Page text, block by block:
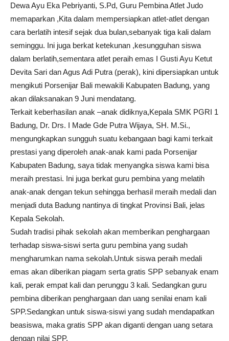
Dewa Ayu Eka Pebriyanti, S.Pd, Guru Pembina Atlet Judo
memaparkan ,Kita dalam mempersiapkan atlet-atlet dengan
cara berlatih intesif sejak dua bulan,sebanyak tiga kali dalam
seminggu. Ini juga berkat ketekunan ,kesungguhan siswa
dalam berlatih,sementara atlet peraih emas I Gusti Ayu Ketut
Devita Sari dan Agus Adi Putra (perak), kini dipersiapkan untuk
mengikuti Porsenijar Bali mewakili Kabupaten Badung, yang
akan dilaksanakan 9 Juni mendatang.
Terkait keberhasilan anak –anak didiknya,Kepala SMK PGRI 1
Badung, Dr. Drs. I Made Gde Putra Wijaya, SH. M.Si.,
mengungkapkan sungguh suatu kebangaan bagi kami terkait
prestasi yang diperoleh anak-anak kami pada Porsenijar
Kabupaten Badung, saya tidak menyangka siswa kami bisa
meraih prestasi. Ini juga berkat guru pembina yang melatih
anak-anak dengan tekun sehingga berhasil meraih medali dan
menjadi duta Badung nantinya di tingkat Provinsi Bali, jelas
Kepala Sekolah.
Sudah tradisi pihak sekolah akan memberikan penghargaan
terhadap siswa-siswi serta guru pembina yang sudah
mengharumkan nama sekolah.Untuk siswa peraih medali
emas akan diberikan piagam serta gratis SPP sebanyak enam
kali, perak empat kali dan perunggu 3 kali. Sedangkan guru
pembina diberikan penghargaan dan uang senilai enam kali
SPP.Sedangkan untuk siswa-siswi yang sudah mendapatkan
beasiswa, maka gratis SPP akan diganti dengan uang setara
dengan nilai SPP.